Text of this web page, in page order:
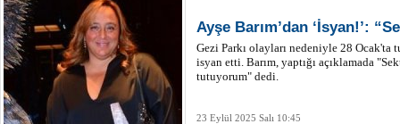
Ayşe Barım’dan ‘İsyan!’:
Gezi Parkı olayları nedeniyle 28 Ocak'ta
isyan etti. Barım, yaptığı açıklamada
tutuyorum" dedi.
23 Eylül 2025 Salı 10:45